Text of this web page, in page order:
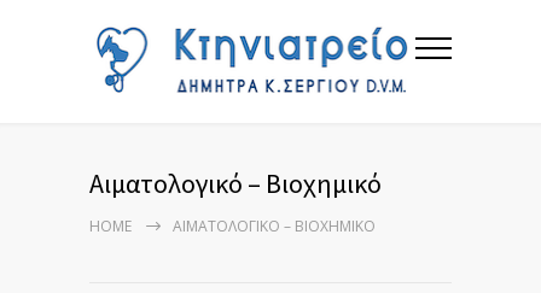
Αιματολογικό – Βιοχημικό
HOME ΑΙΜΑΤΟΛΟΓΙΚΌ – ΒΙΟΧΗΜΙΚΌ